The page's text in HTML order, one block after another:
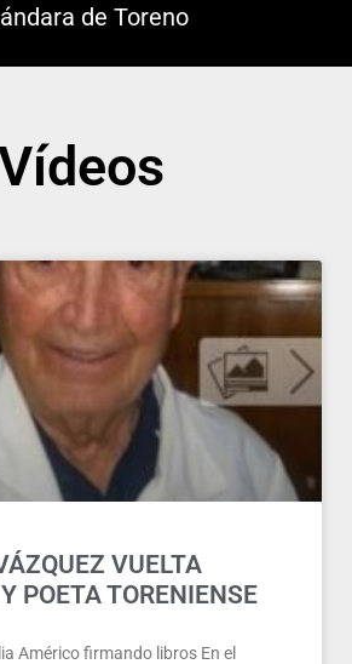
de Toreno
VUELTA
POETA TORENIENSE
Américo firmando libros En el